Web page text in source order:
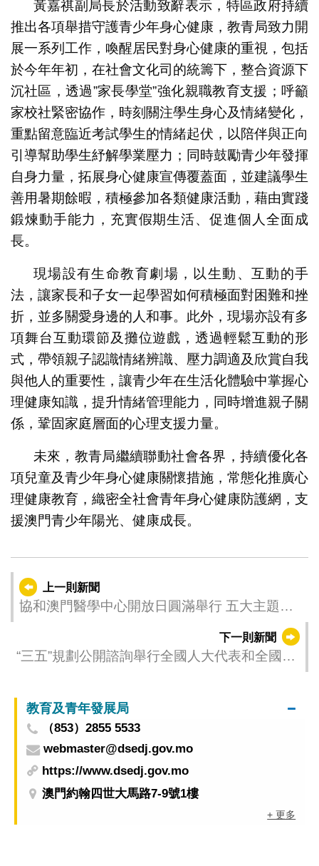
黃嘉祺副局長於活動致辭表示，特區政府持續
推出各項舉措守護青少年身心健康，教青局致力開
展一系列工作，喚醒居民對身心健康的重視，包括
於今年年初，在社會文化司的統籌下，整合資源下
沉社區，透過”家長學堂”強化親職教育支援；呼籲
家校社緊密協作，時刻關注學生身心及情緒變化，
重點留意臨近考試學生的情緒起伏，以陪伴與正向
引導幫助學生紓解學業壓力；同時鼓勵青少年發揮
自身力量，拓展身心健康宣傳覆蓋面，並建議學生
善用暑期餘暇，積極參加各類健康活動，藉由實踐
鍛煉動手能力，充實假期生活、促進個人全面成
長。
現場設有生命教育劇場，以生動、互動的手
法，讓家長和子女一起學習如何積極面對困難和挫
折，並多關愛身邊的人和事。此外，現場亦設有多
項舞台互動環節及攤位遊戲，透過輕鬆互動的形
式，帶領親子認識情緒辨識、壓力調適及欣賞自我
與他人的重要性，讓青少年在生活化體驗中掌握心
理健康知識，提升情緒管理能力，同時增進親子關
係，鞏固家庭層面的心理支援力量。
未來，教青局繼續聯動社會各界，持續優化各
項兒童及青少年身心健康關懷措施，常態化推廣心
理健康教育，織密全社會青年身心健康防護網，支
援澳門青少年陽光、健康成長。
上一則新聞
協和澳門醫學中心開放日圓滿舉行 五大主題講
下一則新聞
“三五”規劃公開諮詢舉行全國人大代表和全國政
教育及青年發展局
（853）2855 5533
webmaster@dsedj.gov.mo
https://www.dsedj.gov.mo
澳門約翰四世大馬路7-9號1樓
+ 更多